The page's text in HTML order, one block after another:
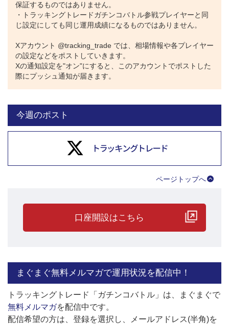
保証するものではありません。
・トラッキングトレードガチンコバトル参戦プレイヤーと同
じ設定にしても同じ運用成績になるものではありません。
Xアカウント @tracking_trade では、相場情報や各プレイヤー
の設定などをポストしていきます。
Xの通知設定を"オン"にすると、このアカウントでポストした
際にプッシュ通知が届きます。
今週のポスト
ページトップへ
口座開設はこちら
まぐまぐ無料メルマガで運用状況を配信中！
トラッキングトレード「ガチンコバトル」は、まぐまぐで
無料メルマガを配信中です。
配信希望の方は、登録を選択し、メールアドレス(半角)を